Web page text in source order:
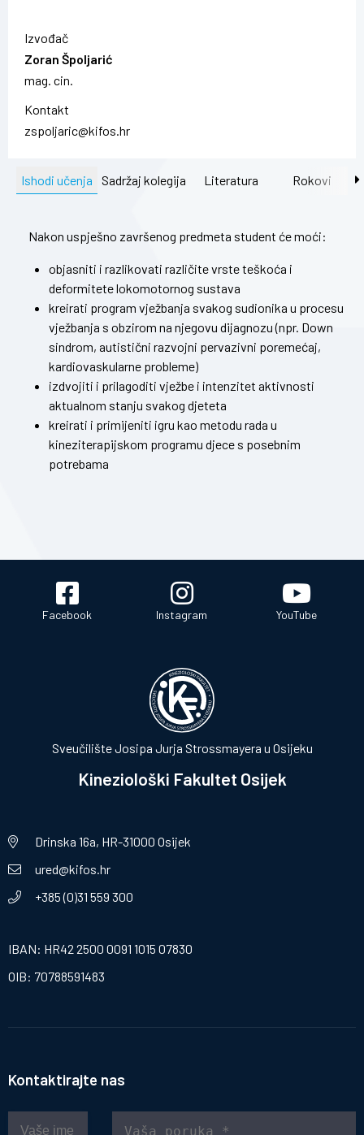
Izvođač
Zoran Špoljarić
mag. cin.
Kontakt
zspoljaric@kifos.hr
Ishodi učenja Sadržaj kolegija Literatura Rokovi
Nakon uspješno završenog predmeta student će moći:
objasniti i razlikovati različite vrste teškoća i
deformitete lokomotornog sustava
kreirati program vježbanja svakog sudionika u procesu
vježbanja s obzirom na njegovu dijagnozu (npr. Down
sindrom, autistični razvojni pervazivni poremećaj,
kardiovaskularne probleme)
izdvojiti i prilagoditi vježbe i intenzitet aktivnosti
aktualnom stanju svakog djeteta
kreirati i primijeniti igru kao metodu rada u
kineziterapijskom programu djece s posebnim
potrebama
Facebook Instagram YouTube
Sveučilište Josipa Jurja Strossmayera u Osijeku
Kineziološki Fakultet Osijek
Drinska 16a, HR-31000 Osijek
ured@kifos.hr
+385 (0)31 559 300
IBAN: HR42 2500 0091 1015 07830
OIB: 70788591483
Kontaktirajte nas